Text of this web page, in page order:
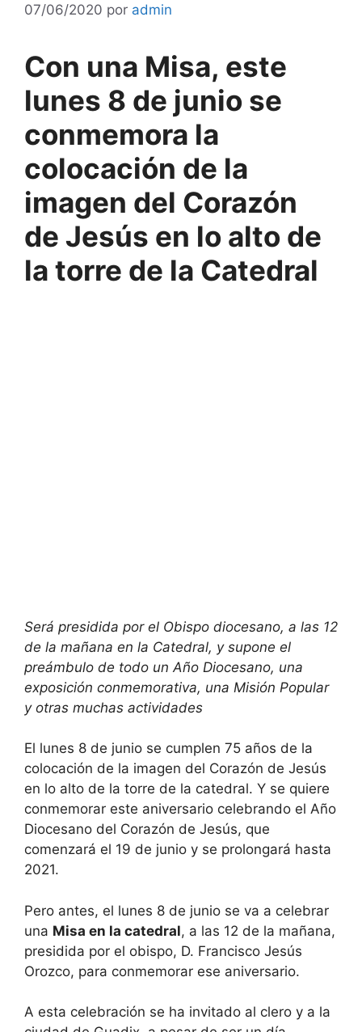
07/06/2020 por admin
Con una Misa, este
lunes 8 de junio se
conmemora la
colocación de la
imagen del Corazón
de Jesús en lo alto de
la torre de la Catedral
Será presidida por el Obispo diocesano, a las 12
de la mañana en la Catedral, y supone el
preámbulo de todo un Año Diocesano, una
exposición conmemorativa, una Misión Popular
y otras muchas actividades
El lunes 8 de junio se cumplen 75 años de la
colocación de la imagen del Corazón de Jesús
en lo alto de la torre de la catedral. Y se quiere
conmemorar este aniversario celebrando el Año
Diocesano del Corazón de Jesús, que
comenzará el 19 de junio y se prolongará hasta
2021.
Pero antes, el lunes 8 de junio se va a celebrar
una Misa en la catedral, a las 12 de la mañana,
presidida por el obispo, D. Francisco Jesús
Orozco, para conmemorar ese aniversario.
A esta celebración se ha invitado al clero y a la